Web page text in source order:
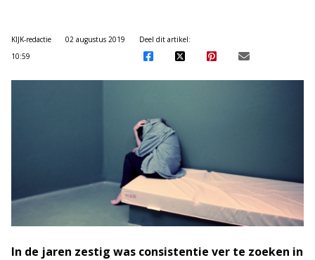
KIJK-redactie
02 augustus 2019
10:59
Deel dit artikel:
In de jaren zestig was consistentie ver te zoeken in